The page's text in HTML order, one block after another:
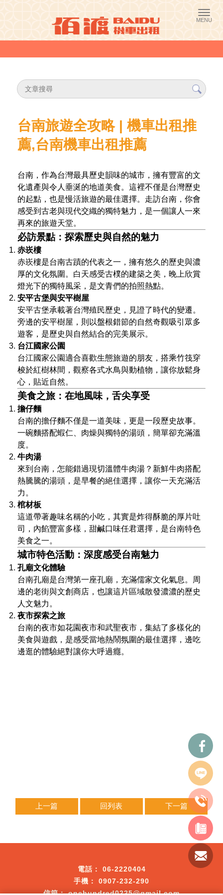
台南旅遊全攻略 | 機車出租推
薦,台南機車出租推薦
台南，作為台灣最具歷史韻味的城市，擁有豐富的文
化遺產與令人垂涎的地道美食。這裡不僅是台灣歷史
的起點，也是慢活旅遊的最佳選擇。走訪台南，你會
感受到古老與現代交織的獨特魅力，是一個讓人一來
再來的旅遊天堂。
必訪景點：探索歷史與自然的魅力
赤崁樓
赤崁樓是台南古蹟的代表之一，擁有悠久的歷史與濃
厚的文化氛圍。白天感受古樸的建築之美，晚上欣賞
燈光下的獨特風采，是文青們的拍照熱點。
安平古堡與安平樹屋
安平古堡承載著台灣殖民歷史，見證了時代的變遷。
旁邊的安平樹屋，則以盤根錯節的自然奇觀吸引眾多
遊客，是歷史與自然結合的完美展示。
台江國家公園
台江國家公園適合喜歡生態旅遊的朋友，搭乘竹筏穿
梭於紅樹林間，觀察各式水鳥與動植物，讓你放鬆身
心，貼近自然。
美食之旅：在地風味，舌尖享受
擔仔麵
台南的擔仔麵不僅是一道美味，更是一段歷史故事。
一碗麵搭配蝦仁、肉燥與獨特的湯頭，簡單卻充滿溫
度。
牛肉湯
來到台南，怎能錯過現切溫體牛肉湯？新鮮牛肉搭配
熱騰騰的湯頭，是早餐的絕佳選擇，讓你一天充滿活
力。
棺材板
這道帶著趣味名稱的小吃，其實是炸得酥脆的厚片吐
司，內餡豐富多樣，甜鹹口味任君選擇，是台南特色
美食之一。
城市特色活動：深度感受台南魅力
孔廟文化體驗
台南孔廟是台灣第一座孔廟，充滿儒家文化氣息。周
邊的老街與文創商店，也讓這片區域散發濃濃的歷史
人文魅力。
夜市探索之旅
台南的夜市如花園夜市和武聖夜市，集結了多樣化的
美食與遊戲，是感受當地熱鬧氛圍的最佳選擇，邊吃
邊逛的體驗絕對讓你大呼過癮。
上一篇 回列表 下一篇
06-2220404
0907-232-290
onehundred0225@gmail.com